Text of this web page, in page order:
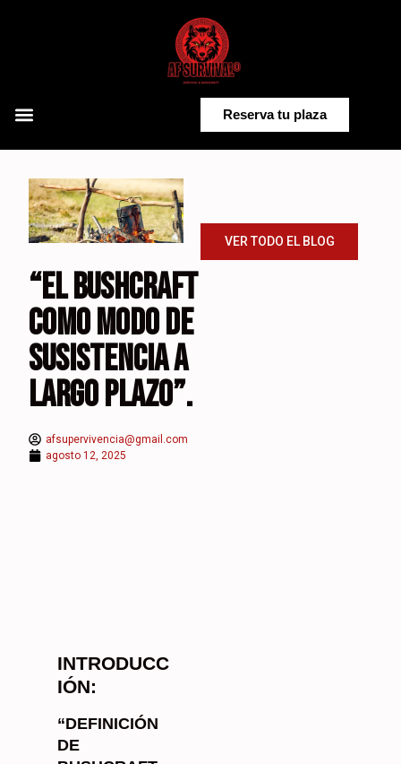
Reserva tu plaza
“EL BUSHCRAFT
COMO MODO DE
SUSISTENCIA A
LARGO PLAZO”.
afsupervivencia@gmail.com
agosto 12, 2025
INTRODUCC
IÓN:
“DEFINICIÓN
DE
VER TODO EL BLOG